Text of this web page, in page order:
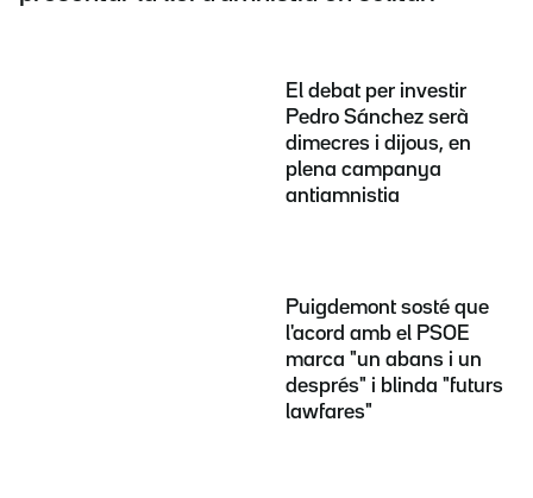
El debat per investir
Pedro Sánchez serà
dimecres i dijous, en
plena campanya
antiamnistia
Puigdemont sosté que
l'acord amb el PSOE
marca "un abans i un
després" i blinda "futurs
lawfares"